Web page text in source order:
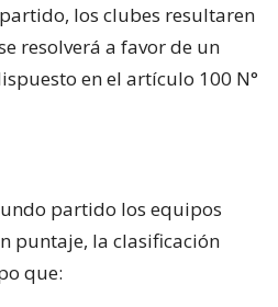
los clubes resultaren
resolverá a favor de un
en el artículo 100 N°
partido los equipos
puntaje, la clasificación
que: